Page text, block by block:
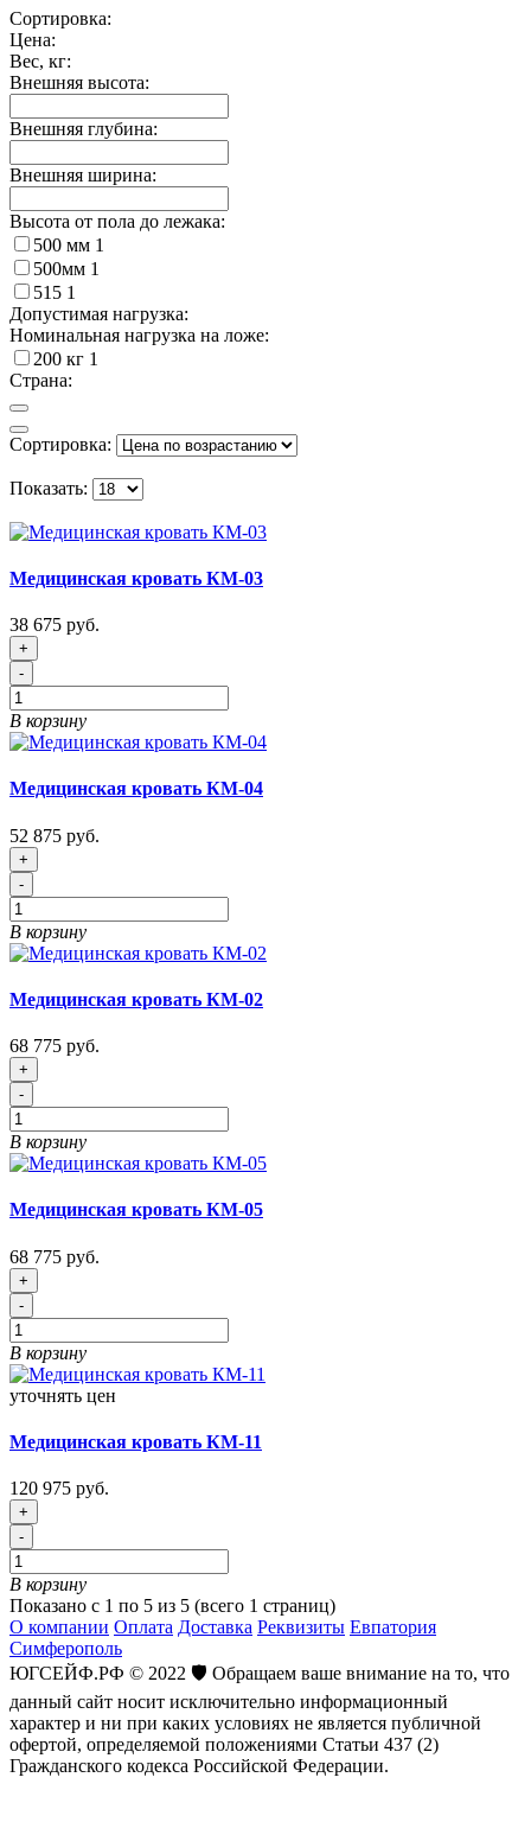
Сортировка:
Цена:
Вес, кг:
Внешняя высота:
Внешняя глубина:
Внешняя ширина:
Высота от пола до лежака:
500 мм 1
500мм 1
515 1
Допустимая нагрузка:
Номинальная нагрузка на ложе:
200 кг 1
Страна:
Сортировка:
Показать:
Медицинская кровать КМ-03
38 675 руб.
+
-
В корзину
Медицинская кровать КМ-04
52 875 руб.
+
-
В корзину
Медицинская кровать КМ-02
68 775 руб.
+
-
В корзину
Медицинская кровать КМ-05
68 775 руб.
+
-
В корзину
уточнять цен
Медицинская кровать КМ-11
120 975 руб.
+
-
В корзину
Показано с 1 по 5 из 5 (всего 1 страниц)
О компании Оплата Доставка Реквизиты Евпатория
Симферополь
ЮГСЕЙФ.РФ © 2022 🛡️ Обращаем ваше внимание на то, что
данный сайт носит исключительно информационный
характер и ни при каких условиях не является публичной
офертой, определяемой положениями Статьи 437 (2)
Гражданского кодекса Российской Федерации.